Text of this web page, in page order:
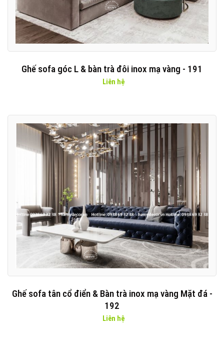
Ghế sofa góc L & bàn trà đôi inox mạ vàng - 191
Liên hệ
Ghế sofa tân cổ điển & Bàn trà inox mạ vàng Mặt đá -
192
Liên hệ